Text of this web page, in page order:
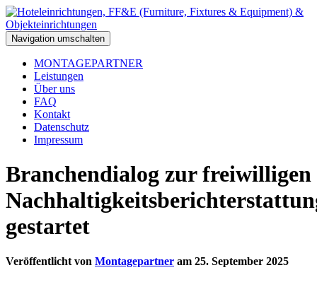
Navigation umschalten
MONTAGEPARTNER
Leistungen
Über uns
FAQ
Kontakt
Datenschutz
Impressum
Branchendialog zur freiwilligen
gestartet
Veröffentlicht von Montagepartner am 25. September 2025